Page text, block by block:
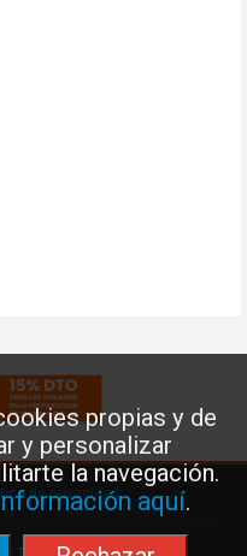
propias y de
y personalizar
la navegación.
aquí.
de privacidad